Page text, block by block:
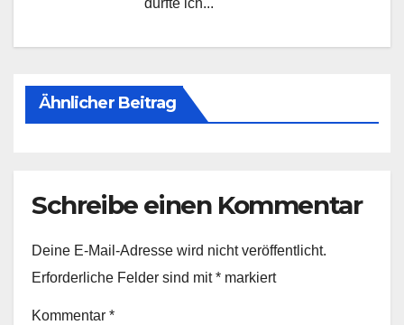
durfte ich...
Ähnlicher Beitrag
Schreibe einen Kommentar
Deine E-Mail-Adresse wird nicht veröffentlicht.
Erforderliche Felder sind mit* markiert
Kommentar *